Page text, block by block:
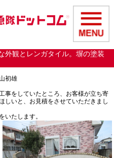
外観とレンガタイル。塀の塗装
初雄
事をしていたところ、お客様が立ち寄
しいと、お見積をさせていただきまし
いたします。